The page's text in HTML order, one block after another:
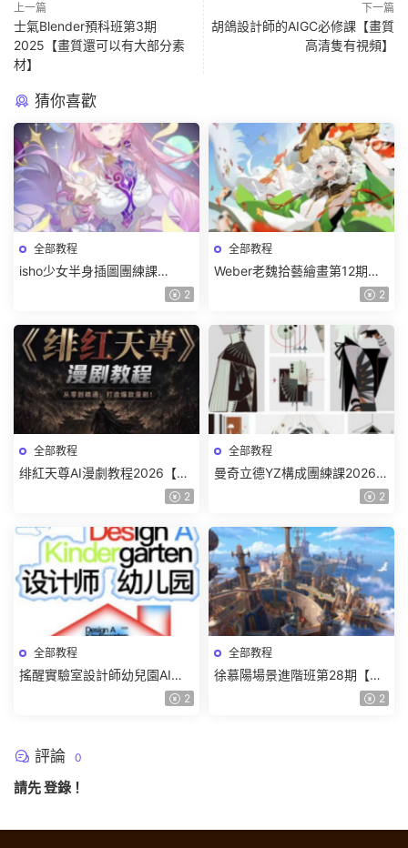
上一篇
士氣Blender預科班第3期
2025【畫質還可以有大部分素
材】
下一篇
胡鴿設計師的AIGC必修課【畫質
高清隻有視頻】
猜你喜歡
全部教程
isho少女半身插圖團練課
2026【畫質高清隻有視頻】 2
全部教程
Weber老魏拾藝繪畫第12期角
色特訓班【畫質不錯隻有視
2
全部教程
绯紅天尊AI漫劇教程2026【畫
2
全部教程
曼奇立德YZ構成團練課2026年
8月已結課【畫質高清有課件】
2
全部教程
搖醒實驗室設計師幼兒園AI軟
件基礎課2025【畫質不錯有素
2
全部教程
徐慕陽場景進階班第28期【畫
2
評論 0
請先登錄 ！